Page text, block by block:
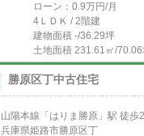
ローン：0.9万円/月
4ＬＤＫ / 2階建
建物面積 -/36.29坪
土地面積 231.61㎡/70.06
勝原区丁中古住宅
山陽本線「はりま勝原」駅 徒歩
兵庫県姫路市勝原区丁